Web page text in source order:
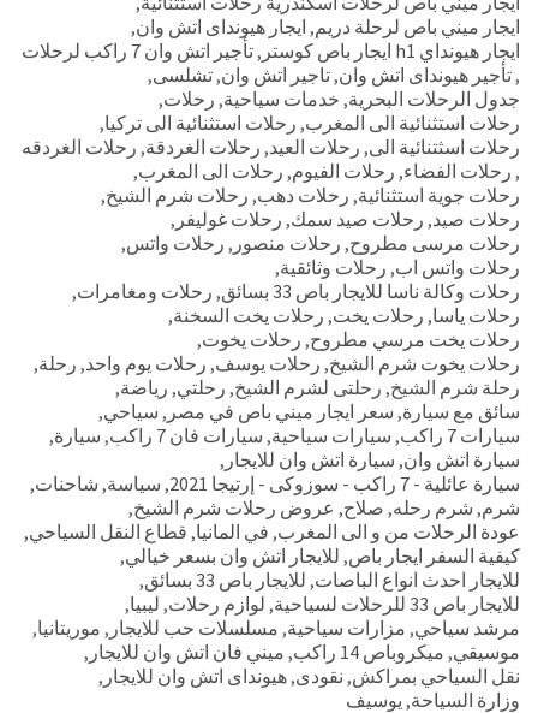
ايجار ميني باص لرحلة دريم, ايجار هيونداى اتش وان,
ايجار هيونداي h1 ايجار باص كوستر
,تأجير اتش وان 7 راكب لرحلات
,تأجير هيونداى اتش وان,تاجير اتش وان,تشلسى,
جدول الرحلات البحرية, خدمات سياحية, رحلات,
رحلات استثنائية الى المغرب, رحلات استثنائية الى تركيا,
رحلات اسثتنائية الى, رحلات العيد, رحلات الغردقة, رحلات الغردقه
, رحلات الفضاء, رحلات الفيوم, رحلات الى المغرب,
رحلات جوية استثنائية, رحلات دهب, رحلات شرم الشيخ,
رحلات صيد, رحلات صيد سمك, رحلات غوليفر ,
رحلات مرسى مطروح, رحلات منصور , رحلات واتس,
رحلات واتس اب, رحلات وثائقية,
رحلات وكالة ناسا للايجار باص 33 بسائق
, رحلات ومغامرات,
رحلات ياسا, رحلات يخت, رحلات يخت السخنة,
رحلات يخت مرسي مطروح, رحلات يخوت,
رحلات يخوت شرم الشيخ, رحلات يوسف, رحلات يوم واحد, رحلة,
رحلة شرم الشيخ, رحلتى لشرم الشيخ, رحلتي, رياضة,
سائق مع سيارة, سعر ايجار ميني باص في مصر , سياحي,
سيارات 7 راكب
, سيارات سياحية, سيارات فان 7 راكب , سيارة,
سيارة اتش وان, سيارة اتش وان للايجار ,
سيارة عائلية - 7 راكب - سوزوكى - إرتيجا 2021
, سياسة, شاحنات,
شرم, شرم رحله, صلاح, عروض رحلات شرم الشيخ,
عودة الرحلات من و الى المغرب, في المانيا, قطاع النقل السياحي,
كيفية السفر ايجار باص, للايجار اتش وان بسعر خيالي,
للايجار احدث انواع الباصات, للايجار باص 33 بسائق
,
للايجار باص 33 للرحلات لسياحية
, لوازم رحلات, ليبيا,
مرشد سياحي, مزارات سياحية, مسلسلات حب للايجار , موريتانيا,
موسيقي, ميكروباص 14 راكب , ميني فان اتش وان للايجار ,
نقل السياحي بمراكش, نقودى,هيونداى اتش وان للايجار ,
وزارة السياحة, يوسيف